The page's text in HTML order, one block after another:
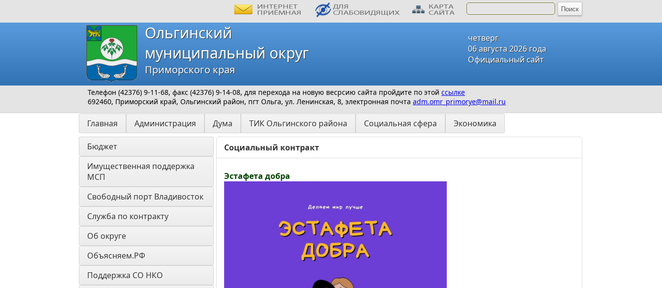
четверг
06 августа 2026 года
Официальный сайт
Ольгинский
муниципальный округ
Приморского края
Телефон (42376) 9-11-68, факс (42376) 9-14-08, для перехода на новую весрсию сайта пройдите по этой ссылке
692460, Приморский край, Ольгинский район, пгт Ольга, ул. Ленинская, 8, электронная почта adm.omr_primorye@mail.ru
Главная Администрация Дума ТИК Ольгинского района Социальная сфера Экономика
Бюджет
Имущественная поддержка
МСП
Свободный порт Владивосток
Служба по контракту
Об округе
Объясняем.РФ
Поддержка СО НКО
Социальный контракт
Эстафета добра